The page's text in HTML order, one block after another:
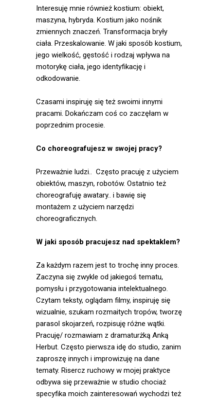
wizualnych i filmu, badań
antropologicznych,
prywatnego archiwum wideo i
własnej biografii. W
spektaklach eksploruję formy
hybrydowe: ciało jawi się w
nich jako kostium oraz
emocjonalnych. Choreografia
jest dla mnie instrumentem do
tworzenia nowego porządku.
współpracowałam z wieloma
Instytut Teatralny, Centrum
Sztuki Współczesnej Zamek
Ujazdowski, Galeria Zachęta,
Galeria Arsenał w
Białymstoku, Teatr Studio
Świętokrzyski, Art Station
prowadziłam regularne zajęcia
tańca dla seniorów.
Od wielu lat blisko
współpracuję z artystą
audiowizualnym Kubą
Słomkowskim. Współtworzę
warszawski kolektyw
choreograficzny Centrum w
Ruchu oraz Dream Adoption
Society- laboratorium
wykorzystujące w swojej
pracy nowe technologie ( VR,
Interesuję mnie również kostium: obiekt,
maszyna, hybryda. Kostium jako nośnik
zmiennych znaczeń. Transformacja bryły
ciała. Przeskalowanie. W jaki sposób kostium,
jego wielkość, gęstość i rodzaj wpływa na
motorykę ciała, jego identyfikację i
odkodowanie.
Czasami inspiruję się też swoimi innymi
pracami. Dokańczam coś co zaczęłam w
poprzednim procesie.
Co choreografujesz w swojej pracy?
Przeważnie ludzi.. Często pracuję z użyciem
obiektów, maszyn, robotów. Ostatnio też
choreografuję awatary.. i bawię się
montażem z użyciem narzędzi
choreograficznych.
W jaki sposób pracujesz nad spektaklem?
Za każdym razem jest to trochę inny proces.
Zaczyna się zwykle od jakiegoś tematu,
pomysłu i przygotowania intelektualnego.
Czytam teksty, oglądam filmy, inspiruję się
wizualnie, szukam rozmaitych tropów, tworzę
parasol skojarzeń, rozpisuję różne wątki.
Pracuję/ rozmawiam z dramaturżką Anką
Herbut. Często pierwsza idę do studio, zanim
zaproszę innych i improwizuję na dane
tematy. Risercz ruchowy w mojej praktyce
odbywa się przeważnie w studio chociaż
specyfika moich zainteresowań wychodzi też